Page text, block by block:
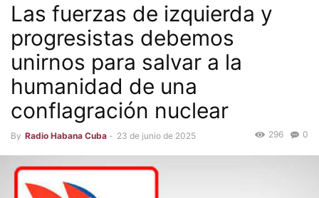
Las fuerzas de izquierda y
progresistas debemos
unirnos para salvar a la
humanidad de una
conflagración nuclear
By Radio Habana Cuba - 23 de junio de 2025 0
296